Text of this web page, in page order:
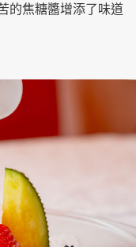
的焦糖醬增添了味道